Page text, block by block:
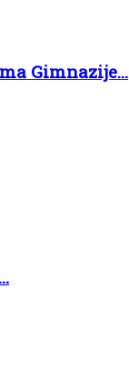
Gimnazije...